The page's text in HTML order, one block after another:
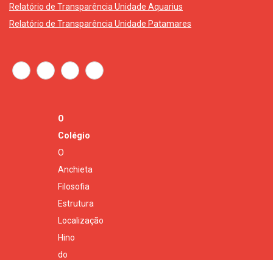
Relatório de Transparência Unidade Aquarius
Relatório de Transparência Unidade Patamares
O
Colégio
O
Anchieta
Filosofia
Estrutura
Localização
Hino
do